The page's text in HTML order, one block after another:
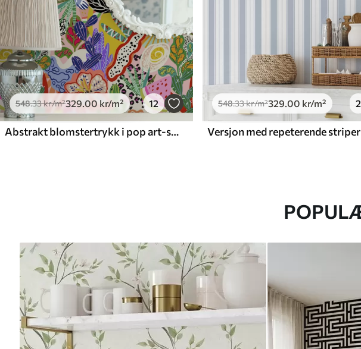
548.33kr/m²329.00 kr/m² 12
Abstrakt blomstertrykk i pop art-stil
548.33kr/m²329.00 kr/m² 2